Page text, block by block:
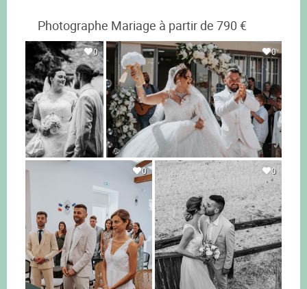
Photographe Mariage à partir de 790 €
0 0
0 0